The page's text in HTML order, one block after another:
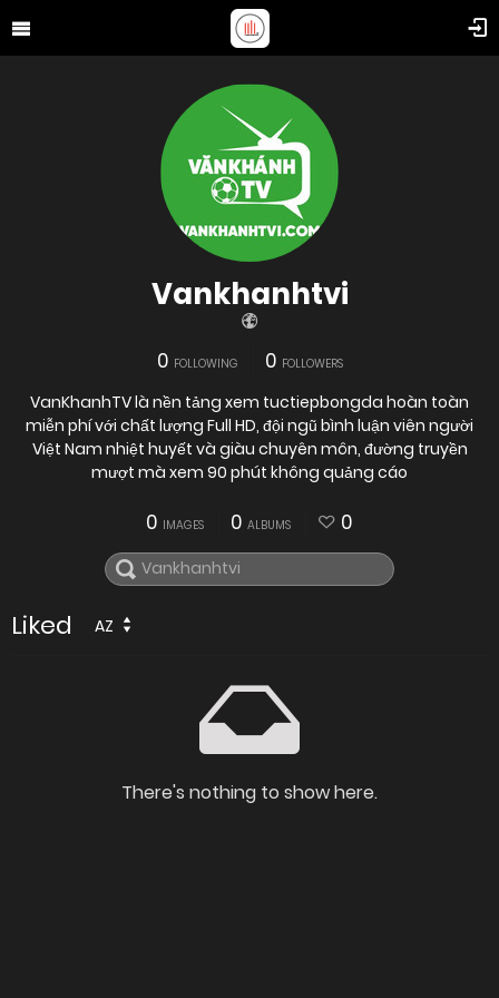
Vankhanhtvi
0 FOLLOWING 0 FOLLOWERS
VanKhanhTV là nền tảng xem tuctiepbongda hoàn toàn
miễn phí với chất lượng Full HD, đội ngũ bình luận viên người
Việt Nam nhiệt huyết và giàu chuyên môn, đường truyền
mượt mà xem 90 phút không quảng cáo
0 IMAGES 0 ALBUMS 0
Liked AZ
There's nothing to show here.